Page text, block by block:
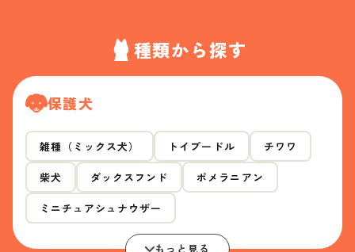
種類から探す
保護犬
雑種（ミックス犬） トイプードル チワワ
柴犬 ダックスフンド ポメラニアン
ミニチュアシュナウザー
もっと見る